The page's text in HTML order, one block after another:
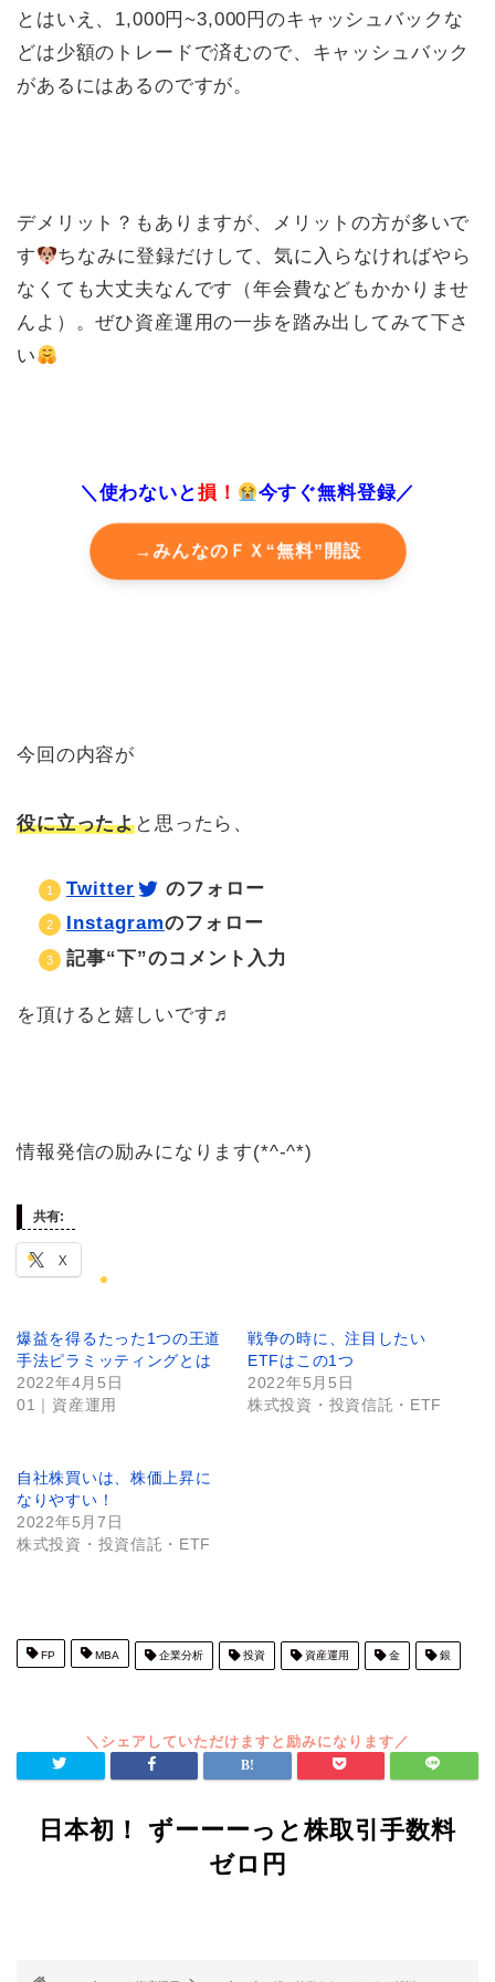
とはいえ、1,000円~3,000円のキャッシュバックな
どは少額のトレードで済むので、キャッシュバック
があるにはあるのですが。
デメリット？もありますが、メリットの方が多いで
す
ちなみに登録だけして、気に入らなければやら
なくても大丈夫なんです（年会費などもかかりませ
んよ）。ぜひ資産運用の一歩を踏み出してみて下さ
い
＼使わないと損！ 今すぐ無料登録／
→みんなのＦＸ“無料”開設
今回の内容が
役に立ったよと思ったら、
Twitter
のフォロー
Instagramのフォロ ー
記事“下”のコメント入力
を頂けると嬉しいです♬
情報発信の励みになります(*^-^*)
共有:
X
爆益を得るたった1つの王道
手法ピラミッティングとは
2022年4月5日
01｜資産運用
戦争の時に、注目したい
ETFはこの1つ
2022年5月5日
株式投資・投資信託・ETF
自社株買いは、株価上昇に
なりやすい！
2022年5月7日
株式投資・投資信託・ETF
FP MBA 企業分析 投資 資産運用 金 銀
日本初！ ずーーーっと株取引手数料
ゼロ円